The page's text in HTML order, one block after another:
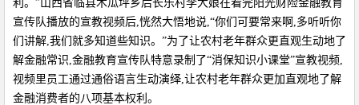
利。”山西省临县木瓜坪乡后长乐村李大娘在看完阳光财险金融教育
宣传队播放的宣教视频后,恍然大悟地说,“你们可要常来啊,多听听你
们讲解,我们就多知道些知识。”为了让农村老年群众更直观生动地了
解金融常识,金融教育宣传队特意录制了“消保知识小课堂”宣教视频,
视频里员工通过通俗语言生动演绎,让农村老年群众更加直观地了解
金融消费者的八项基本权利。